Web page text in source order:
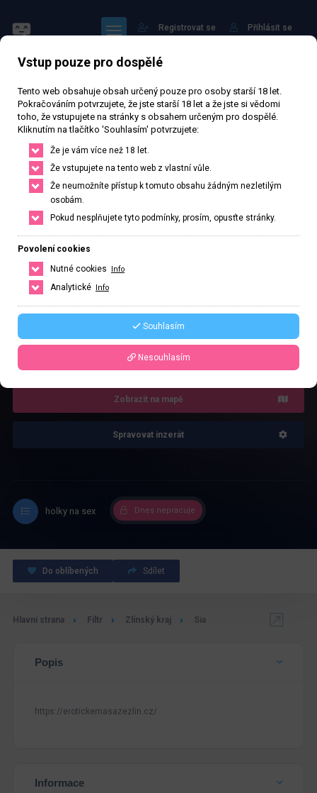
Přihlásit se
Registrovat se
Sia
28 675 zhlédnutí
let 170
Zlín, Zlínský kraj, Česká republika
Řekněte že voláte z webu www.privatzone.com
4.0 Recenze: 1
Zobrazit na mapě
Spravovat inzerát
holky na sex Dnes nepracuje
Do oblíbených Sdílet
Hlavní strana Filtr Zlínský kraj Sia
Popis
https://erotickemasazezlin.cz/
Informace
Vstup pouze pro dospělé
Tento web obsahuje obsah určený pouze pro osoby starší 18 let.
Pokračováním potvrzujete, že jste starší 18 let a že jste si vědomi
toho, že vstupujete na stránky s obsahem určeným pro dospělé.
Kliknutím na tlačítko 'Souhlasím' potvrzujete:
Že je vám více než 18 let.
Že vstupujete na tento web z vlastní vůle.
Že neumožníte přístup k tomuto obsahu žádným nezletilým
osobám.
Pokud nesplňujete tyto podmínky, prosím, opusťte stránky.
Povolení cookies
Nutné cookies
Info
Analytické Info
Souhlasím
Nesouhlasím